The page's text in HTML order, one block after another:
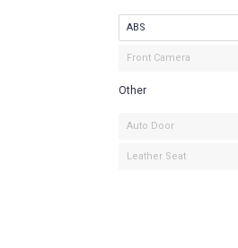
ABS
Front Camera
Other
Auto Door
Leather Seat